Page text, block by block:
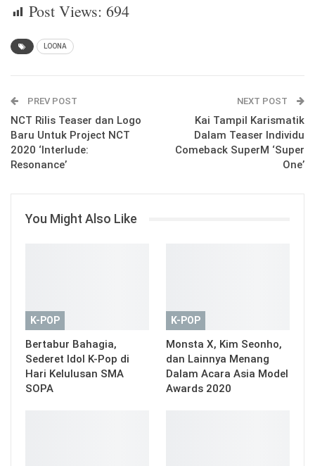
Post Views: 694
LOONA
PREV POST
NCT Rilis Teaser dan Logo
Baru Untuk Project NCT
2020 ‘Interlude:
Resonance’
NEXT POST
Kai Tampil Karismatik
Dalam Teaser Individu
Comeback SuperM ‘Super
One’
You Might Also Like
K-POP
Bertabur Bahagia,
Sederet Idol K-Pop di
Hari Kelulusan SMA
SOPA
K-POP
Monsta X, Kim Seonho,
dan Lainnya Menang
Dalam Acara Asia Model
Awards 2020